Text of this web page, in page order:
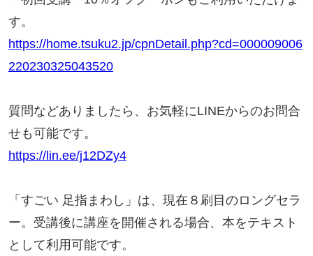
す。
https://home.tsuku2.jp/cpnDetail.php?cd=000009006
220230325043520
質問などありましたら、お気軽にLINEからのお問合
せも可能です。
https://lin.ee/j12DZy4
「すごい 足指まわし」は、現在８刷目のロングセラ
ー。受講後に講座を開催される場合、本をテキスト
として利用可能です。